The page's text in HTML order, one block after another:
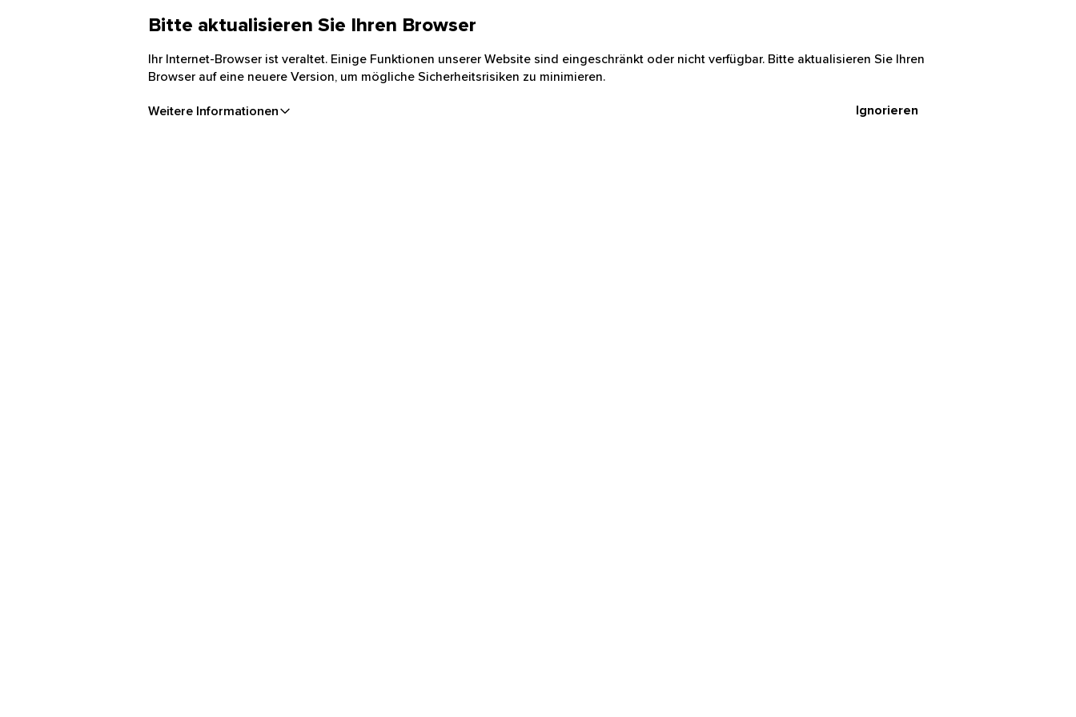
Bitte aktualisieren Sie Ihren Browser
Ihr Internet-Browser ist veraltet. Einige Funktionen unserer Website sind eingeschränkt oder nicht verfügbar. Bitte aktualisieren Sie Ihren
Browser auf eine neuere Version, um mögliche Sicherheitsrisiken zu minimieren.
Weitere Informationen Ignorieren